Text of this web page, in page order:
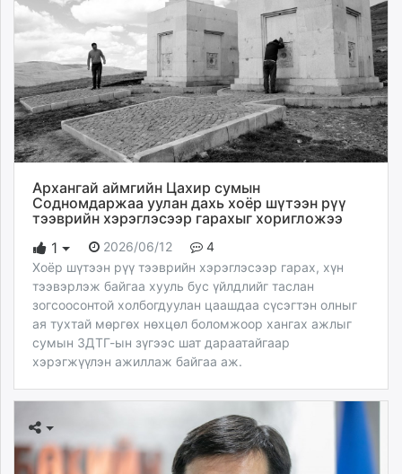
Архангай аймгийн Цахир сумын
Содномдаржаа уулан дахь хоёр шүтээн рүү
тээврийн хэрэглэсээр гарахыг хоригложээ
1
2026/06/12
4
Хоёр шүтээн рүү тээврийн хэрэглэсээр гарах, хүн
тээвэрлэж байгаа хууль бус үйлдлийг таслан
зогсоосонтой холбогдуулан цаашдаа сүсэгтэн олныг
ая тухтай мөргөх нөхцөл боломжоор хангах ажлыг
сумын ЗДТГ-ын зүгээс шат дараатайгаар
хэрэгжүүлэн ажиллаж байгаа аж.